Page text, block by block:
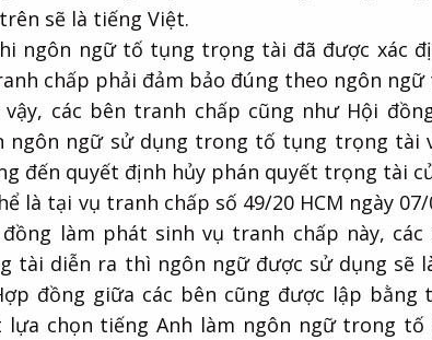
sẽ là tiếng Việt.
ngôn ngữ tố tụng trọng tài đã được xác
chấp phải đảm bảo đúng theo ngôn
vậy, các bên tranh chấp cũng như Hội
ngôn ngữ sử dụng trong tố tụng trọng tài
đến quyết định hủy phán quyết trọng tài
là tại vụ tranh chấp số 49/20 HCM ngày
làm phát sinh vụ tranh chấp này,
tài diễn ra thì ngôn ngữ được sử dụng sẽ
đồng giữa các bên cũng được lập bằng
lựa chọn tiếng Anh làm ngôn ngữ trong